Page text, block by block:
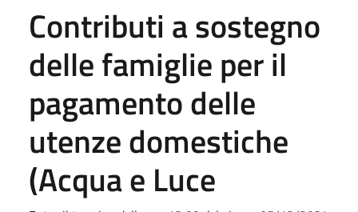
Contributi a sostegno
delle famiglie per il
pagamento delle
utenze domestiche
(Acqua e Luce